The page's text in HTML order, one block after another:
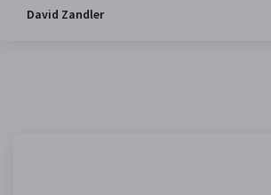
David Zandler